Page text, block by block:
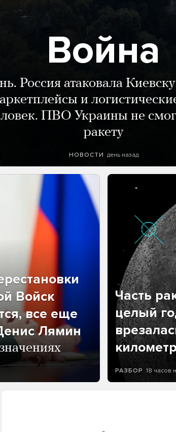
Война
Россия атаковала
и
ПВО Украины не
ракету
НОВОСТИ день назад
Войск
все еще
Лямин
Часть
целый
РАЗБОР 18 часов